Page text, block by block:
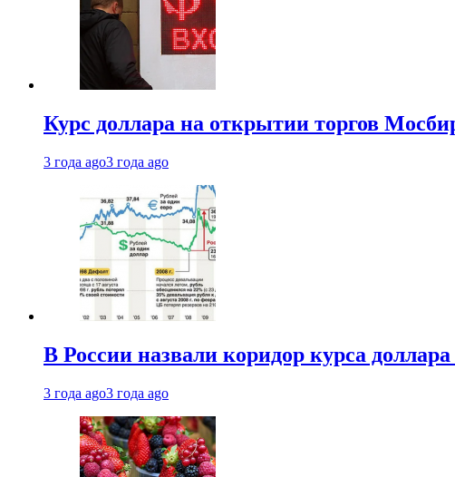
Курс доллара на открытии торгов
3 года ago3 года ago
В России назвали коридор курса
3 года ago3 года ago